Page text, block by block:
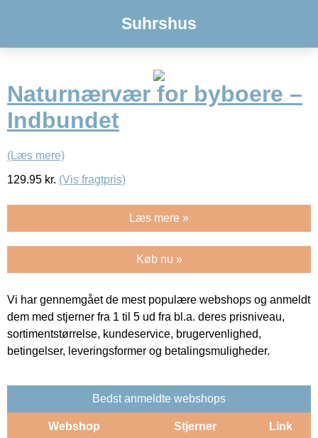
Suhrshus
Naturnærvær for byboere –
Indbundet
(Læs mere)
129.95 kr. (Vis fragtpris)
Læs mere »
Køb nu »
Vi har gennemgået de mest populære webshops og anmeldt
dem med stjerner fra 1 til 5 ud fra bl.a. deres prisniveau,
sortimentstørrelse, kundeservice, brugervenlighed,
betingelser, leveringsformer og betalingsmuligheder.
Bedst anmeldte webshops
Webshop Stjerner Link